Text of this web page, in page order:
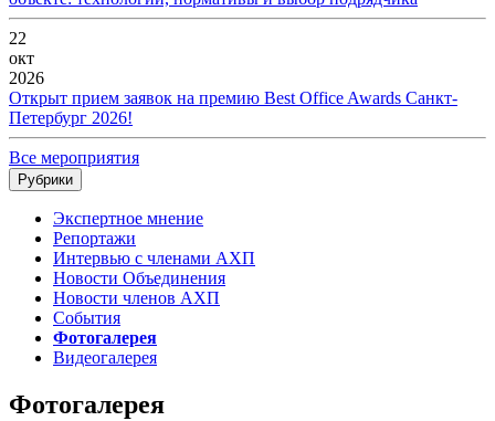
22
окт
2026
Открыт прием заявок на премию Best Office Awards Санкт-
Петербург 2026!
Все мероприятия
Рубрики
Экспертное мнение
Репортажи
Интервью с членами АХП
Новости Объединения
Новости членов АХП
События
Фотогалерея
Видеогалерея
Фотогалерея